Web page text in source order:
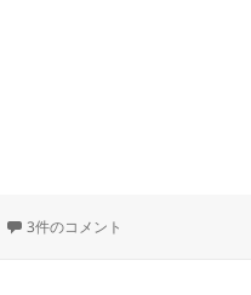
上信電鉄 への
3件のコメント